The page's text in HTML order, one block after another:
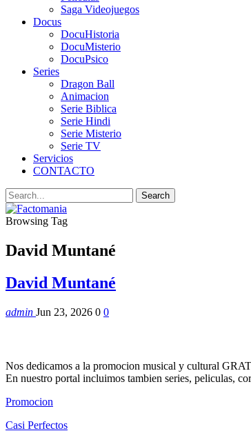
Saga Videojuegos
Docus
DocuHistoria
DocuMisterio
DocuPsico
Series
Dragon Ball
Animacion
Serie Biblica
Serie Hindi
Serie Misterio
Serie TV
Servicios
CONTACTO
Browsing Tag
David Muntané
David Muntané
admin Jun 23, 2026 0 0
Nos dedicamos a la promocion musical y cultural
En nuestro portal incluimos tambien series, peliculas,
Promocion
Casi Perfectos